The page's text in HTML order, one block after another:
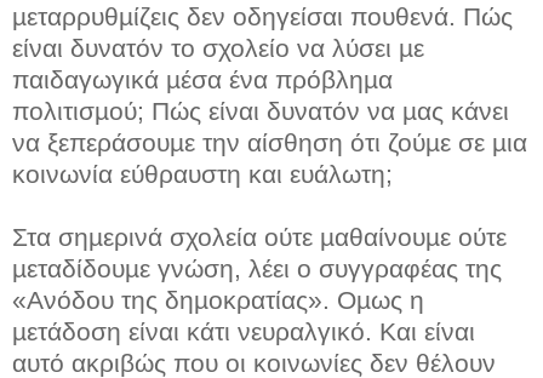
µεταρρυθµίζεις δεν οδηγείσαι πουθενά. Πώς
είναι δυνατόν το σχολείο να λύσει µε
παιδαγωγικά µέσα ένα πρόβληµα
πολιτισµού; Πώς είναι δυνατόν να µας κάνει
να ξεπεράσουµε την αίσθηση ότι ζούµε σε µια
κοινωνία εύθραυστη και ευάλωτη;
Στα σηµερινά σχολεία ούτε µαθαίνουµε ούτε
µεταδίδουµε γνώση, λέει ο συγγραφέας της
«Ανόδου της δηµοκρατίας». Οµως η
µετάδοση είναι κάτι νευραλγικό. Και είναι
αυτό ακριβώς που οι κοινωνίες δεν θέλουν